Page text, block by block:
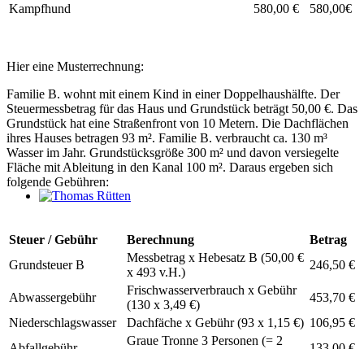
Kampfhund 580,00 € 580,00€
Hier eine Musterrechnung:
Familie B. wohnt mit einem Kind in einer Doppelhaushälfte. Der
Steuermessbetrag für das Haus und Grundstück beträgt 50,00 €. Das
Grundstück hat eine Straßenfront von 10 Metern. Die Dachflächen
ihres Hauses betragen 93 m². Familie B. verbraucht ca. 130 m³
Wasser im Jahr. Grundstücksgröße 300 m² und davon versiegelte
Fläche mit Ableitung in den Kanal 100 m². Daraus ergeben sich
folgende Gebühren:
Steuer / Gebühr Berechnung
Betrag
Grundsteuer B
Messbetrag x Hebesatz B (50,00 €
x 493 v.H.)
246,50 €
Abwassergebühr
Frischwasserverbrauch x Gebühr
(130 x 3,49 €)
453,70 €
Niederschlagswasser
Dachfäche x Gebühr (93 x 1,15 €) 106,95 €
Graue Tronne 3 Personen (= 2